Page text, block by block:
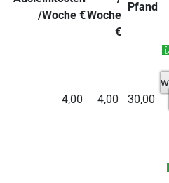
/Woche €Woche
€
Pfand
4,00 4,00 30,00